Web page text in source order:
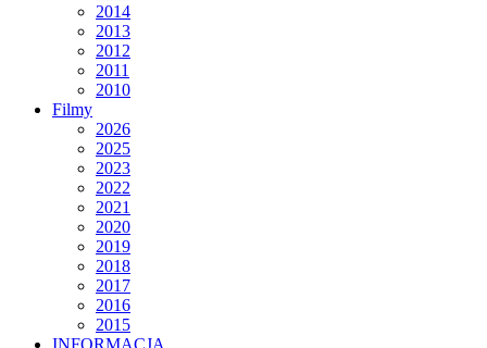
2014
2013
2012
2011
2010
Filmy
2026
2025
2023
2022
2021
2020
2019
2018
2017
2016
2015
INFORMACJA